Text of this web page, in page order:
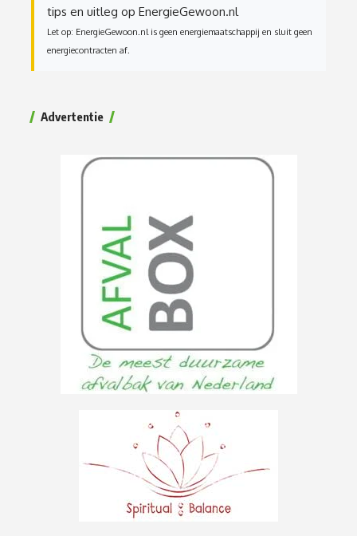
tips en uitleg op EnergieGewoon.nl
Let op: EnergieGewoon.nl is geen energiemaatschappij en sluit geen
energiecontracten af.
Advertentie